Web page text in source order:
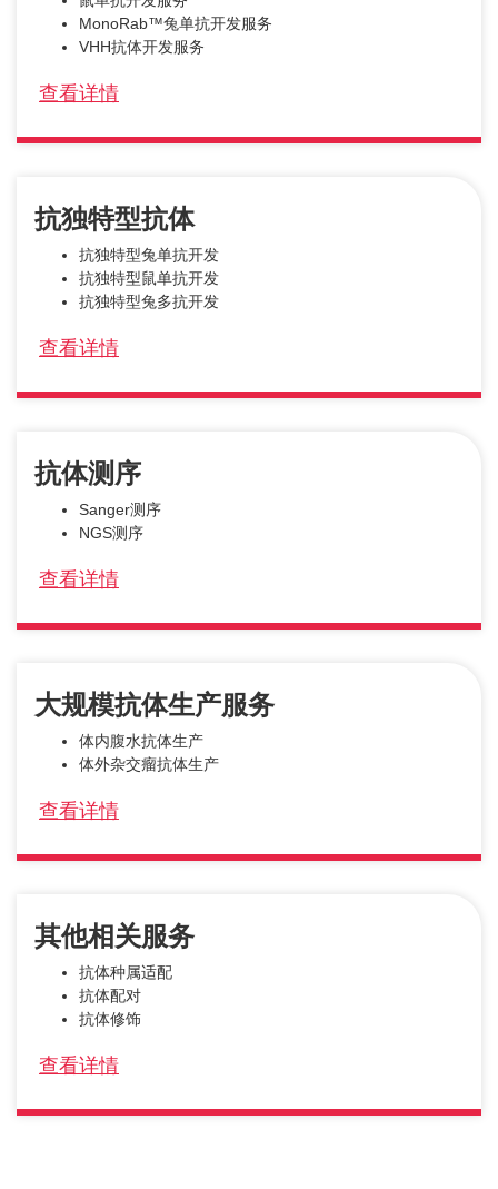
MonoRab™兔单抗开发服务
VHH抗体开发服务
查看详情
抗独特型抗体
抗独特型兔单抗开发
抗独特型鼠单抗开发
抗独特型兔多抗开发
查看详情
抗体测序
Sanger测序
NGS测序
查看详情
大规模抗体生产服务
体内腹水抗体生产
体外杂交瘤抗体生产
查看详情
其他相关服务
抗体种属适配
抗体配对
抗体修饰
查看详情